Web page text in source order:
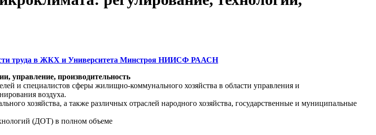
труда в ЖКХ и Университета Минстроя НИИСФ РААСН
управление, производительность
и специалистов сферы жилищно-коммунального хозяйства в области управления и
воздуха.
хозяйства, а также различных отраслей народного хозяйства, государственные и муниципальные
(ДОТ) в полном объеме